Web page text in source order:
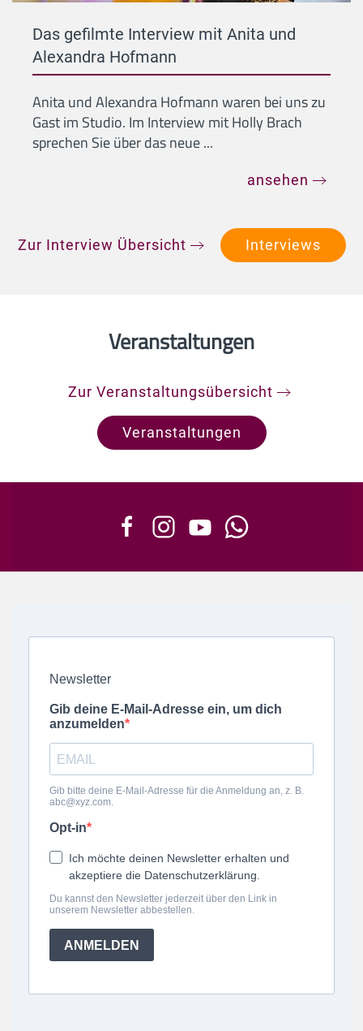
Das gefilmte Interview mit Anita und
Alexandra Hofmann
Anita und Alexandra Hofmann waren bei uns zu
Gast im Studio. Im Interview mit Holly Brach
sprechen Sie über das neue ...
ansehen
Zur Interview Übersicht Interviews
Veranstaltungen
Zur Veranstaltungsübersicht
Veranstaltungen